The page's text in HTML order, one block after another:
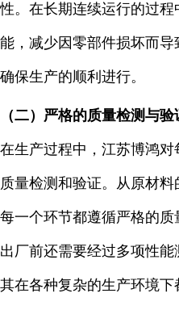
性。在长期连续运行的过
能，减少因零部件损坏而导
确保生产的顺利进行。
（二）严格的质量检测与验
在生产过程中，江苏博鸿
质量检测和验证。从原材料
每一个环节都遵循严格的
出厂前还需要经过多项性
其在各种复杂的生产环境